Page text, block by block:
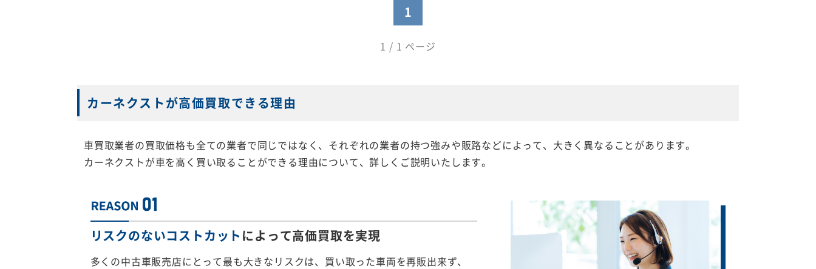
1
1 / 1 ページ
カーネクストが高価買取できる理由
車買取業者の買取価格も全ての業者で同じではなく、それぞれの業者の持つ強みや販路などによって、大きく異なることがあります。
カーネクストが車を高く買い取ることができる理由について、詳しくご説明いたします。
リスクのないコストカットによって高価買取を実現
多くの中古車販売店にとって最も大きなリスクは、買い取った車両を再販出来ず、